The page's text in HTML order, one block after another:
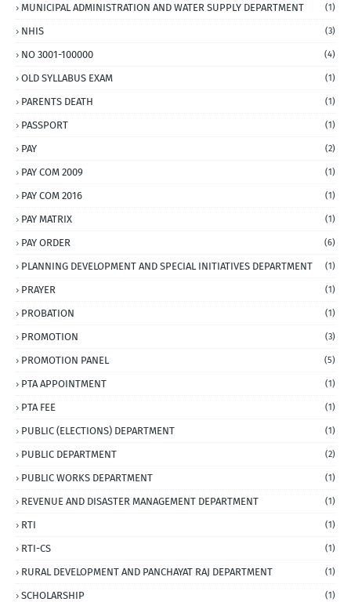
MUNICIPAL ADMINISTRATION AND WATER SUPPLY DEPARTMENT (1)
NHIS (3)
NO 3001-100000 (4)
OLD SYLLABUS EXAM (1)
PARENTS DEATH (1)
PASSPORT (1)
PAY (2)
PAY COM 2009 (1)
PAY COM 2016 (1)
PAY MATRIX (1)
PAY ORDER (6)
PLANNING DEVELOPMENT AND SPECIAL INITIATIVES DEPARTMENT (1)
PRAYER (1)
PROBATION (1)
PROMOTION (3)
PROMOTION PANEL (5)
PTA APPOINTMENT (1)
PTA FEE (1)
PUBLIC (ELECTIONS) DEPARTMENT (1)
PUBLIC DEPARTMENT (2)
PUBLIC WORKS DEPARTMENT (1)
REVENUE AND DISASTER MANAGEMENT DEPARTMENT (1)
RTI (1)
RTI-CS (1)
RURAL DEVELOPMENT AND PANCHAYAT RAJ DEPARTMENT (1)
SCHOLARSHIP (1)